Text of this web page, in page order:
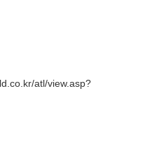
atl/view.asp?